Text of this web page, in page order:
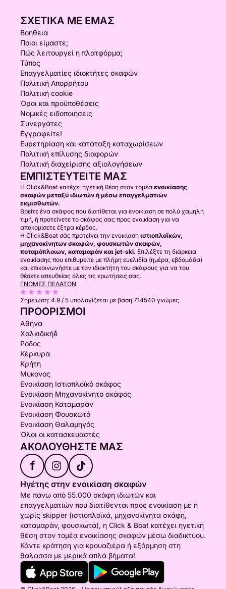
ΣΧΕΤΙΚΆ ΜΕ ΕΜΆΣ
Βοήθεια
Ποιοι είμαστε;
Πώς λειτουργεί η πλατφόρμα;
Τύπος
Επαγγελματίες ιδιοκτήτες σκαφών
Πολιτική Απορρήτου
Πολιτική cookie
Όροι και προϋποθέσεις
Νομικές ειδοποιήσεις
Συνεργάτες
Εγγραφείτε!
Ευρετηρίαση και κατάταξη καταχωρίσεων
Πολιτική επίλυσης διαφορών
Πολιτική διαχείρισης αξιολογήσεων
ΕΜΠΙΣΤΕΥΤΕΊΤΕ ΜΑΣ
Η Click&Boat κατέχει ηγετική θέση στον τομέα ενοικίασης
σκαφών μεταξύ ιδιωτών ή μέσω επαγγελματιών
εκμισθωτών.
Βρείτε ένα σκάφος που διατίθεται για ενοικίαση σε πολύ χαμηλή
τιμή, ή προτείνετε το σκάφος σας προς ενοικίαση για να
αποκομίσετε έξτρα κέρδος.
Η Click&Boat σάς προτείνει την ενοικίαση ιστιοπλοϊκών,
μηχανοκίνητων σκαφών, φουσκωτών σκαφών,
ποταμόπλοιων, καταμαράν και jet-ski. Επιλέξτε τη διάρκεια
ενοικίασης που επιθυμείτε με πλήρη ευελιξία (ημέρα, εβδομάδα)
και επικοινωνήστε με τον ιδιοκτήτη του σκάφους για να του
θέσετε απευθείας όλες τις ερωτήσεις σας.
ΓΝΏΜΕΣ ΠΕΛΑΤΏΝ
Σημείωση: 4.9 / 5 υπολογίζεται με βάση 714540 γνώμες
ΠΡΟΟΡΙΣΜΟΊ
Αθήνα
Χαλκιδικήḗ
Ρόδος
Κέρκυρα
Κρήτη
Μύκονος
Ενοικίαση Ιστιοπλοϊκό σκάφος
Ενοικίαση Μηχανοκίνητο σκάφος
Ενοικίαση Καταμαράν
Ενοικίαση Φουσκωτό
Ενοικίαση Θαλαμηγός
Όλοι οι κατασκευαστές
ΑΚΟΛΟΥΘΉΣΤΕ ΜΑΣ
f
Ηγέτης στην ενοικίαση σκαφών
Με πάνω από 55.000 σκάφη ιδιωτών και
επαγγελματιών που διατίθενται προς ενοικίαση με ή
χωρίς skipper (ιστιοπλοϊκά, μηχανοκίνητα σκάφη,
καταμαράν, φουσκωτά), η Click & Boat κατέχει ηγετική
θέση στον τομέα ενοικίασης σκαφών μέσω διαδικτύου.
Κάντε κράτηση για κρουαζιέρα ή εξόρμηση στη
θάλασσα με μερικά απλά βήματα!